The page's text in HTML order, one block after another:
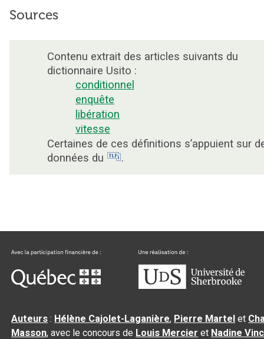
Sources
Contenu extrait des articles suivants du
dictionnaire Usito :
conditionnel
enquête
libération
vitesse
Certaines de ces définitions s’appuient sur
données du
.
Auteurs : Hélène Cajolet-Laganière, Pierre Martel et
Masson, avec le concours de Louis Mercier et Nadine